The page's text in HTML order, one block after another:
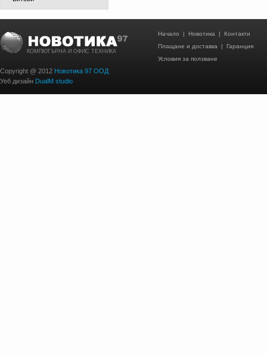
КОМПЮТЪРНА И ОФИС ТЕХНИКА
Copyright @ 2012 Новотика 97 ООД
Уеб дизайн DualM studio
Начало | Новотика | Контакти
Плащане и доставка | Гаранция
Условия за ползване